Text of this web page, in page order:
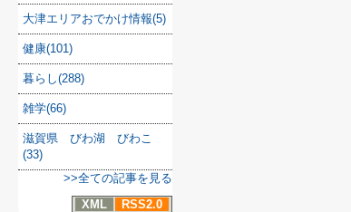
大津エリアおでかけ情報(5)
健康(101)
暮らし(288)
雑学(66)
滋賀県 びわ湖 びわこ
(33)
>>全ての記事を見る
XML
RSS2.0